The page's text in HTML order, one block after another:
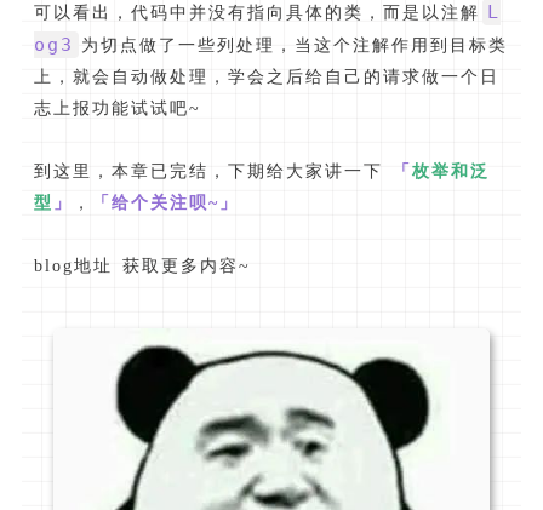
可以看出，代码中并没有指向具体的类，而是以注解 L
og3
为切点做了一些列处理，当这个注解作用到目标类
上，就会自动做处理，学会之后给自己的请求做一个日
志上报功能试试吧~
到这里，本章已完结，下期给大家讲一下 「 枚举和泛
型 」 ， 「给个关注呗~」
blog地址 获取更多内容~